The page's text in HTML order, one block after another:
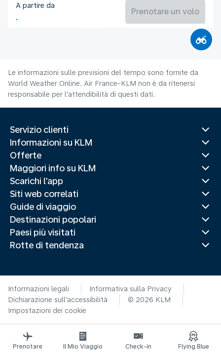
Olanda
A partire da
Prenotare un volo
Le informazioni sulle previsioni del tempo sono fornite da
World Weather Online. Air France-KLM non è da ritenersi
responsabile per l’attendibilità di questi dati.
Servizio clienti
Informazioni su KLM
Offerte
Maggiori info su KLM
Scarichi l’app
Siti web correlati
Guide di viaggio
Destinazioni popolari
Paesi più visitati
Rotte di tendenza
Informazioni legali
Informativa sulla Privacy
Dichiarazione sull’accessibilità
© 2026 KLM
Impostazioni dei cookie
Prenotare Il Mio Viaggio Check-in Flying Blue